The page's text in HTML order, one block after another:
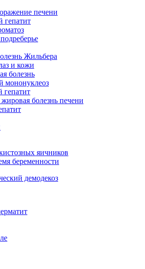
печени
Жильбера
и кожи
болезнь
мононуклеоз
гепатит
болезнь печени
яичников
беременности
демодекоз